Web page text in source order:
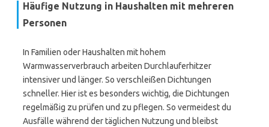
Häufige Nutzung in Haushalten mit mehreren
Personen
In Familien oder Haushalten mit hohem
Warmwasserverbrauch arbeiten Durchlauferhitzer
intensiver und länger. So verschleißen Dichtungen
schneller. Hier ist es besonders wichtig, die Dichtungen
regelmäßig zu prüfen und zu pflegen. So vermeidest du
Ausfälle während der täglichen Nutzung und bleibst